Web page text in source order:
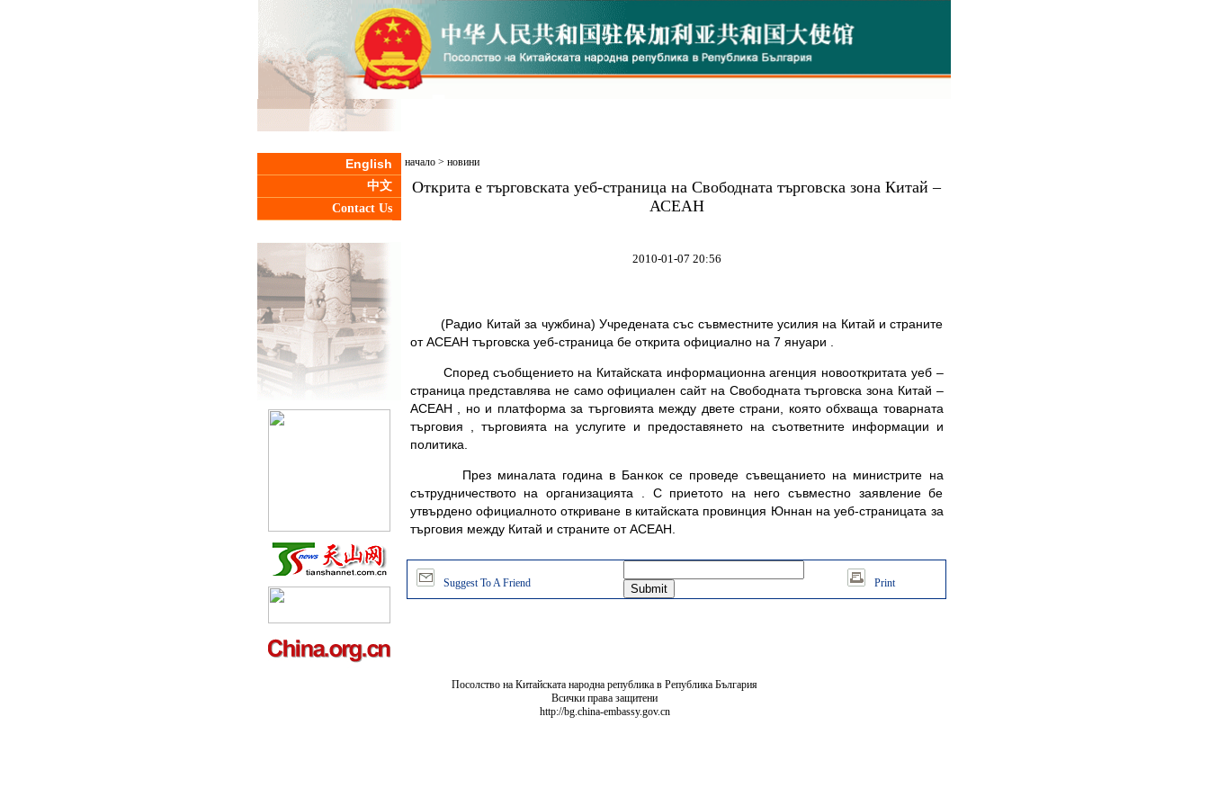
English
中文
Contact Us
начало> новини
Открита е търговската уеб-страница на Свободната търговска зона Китай –
АСЕАН
2010-01-07 20:56
(Радио Китай за чужбина) Учредената със съвместните усилия на Китай и страните
от АСЕАН търговска уеб-страница бе открита официално на 7 януари .
Според съобщението на Китайската информационна агенция новооткритата уеб –
страница представлява не само официален сайт на Свободната търговска зона Китай –
АСЕАН , но и платформа за търговията между двете страни, която обхваща товарната
търговия , търговията на услугите и предоставянето на съответните информации и
политика.
През миналата година в Банкок се проведе съвещанието на министрите на
сътрудничеството на организацията . С приетото на него съвместно заявление бе
утвърдено официалното откриване в китайската провинция Юннан на уеб-страницата за
търговия между Китай и страните от АСЕАН.
Suggest To A Friend Print
Посолство на Китайската народна република в Република България
Всички права защитени
http://bg.china-embassy.gov.cn